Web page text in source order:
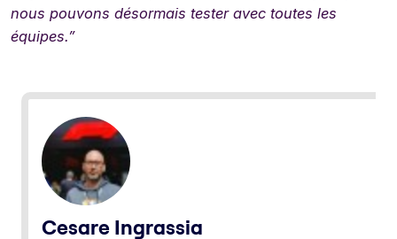
nous pouvons désormais tester avec toutes les
équipes.”
Cesare Ingrassia